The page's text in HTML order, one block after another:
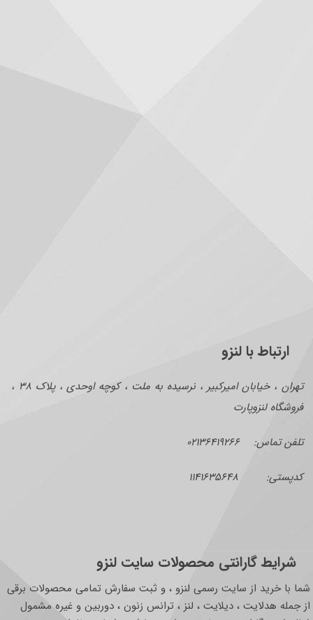
ارتباط با لنزو
تهران ، خیابان امیرکبیر ، نرسیده به ملت ، کوچه اوحدی ، پلاک ۳۸ ،
فروشگاه لنزوپارت
تلفن تماس: ۰۲۱۳۶۴۱۹۲۶۶
کدپستی: ۱۱۴۱۶۳۵۶۴۸
شرایط گارانتی محصولات سایت لنزو
شما با خرید از سایت رسمی لنزو ، و ثبت سفارش تمامی محصولات برقی
از جمله هدلایت ، دیلایت ، لنز ، ترانس زنون ، دوربین و غیره مشمول